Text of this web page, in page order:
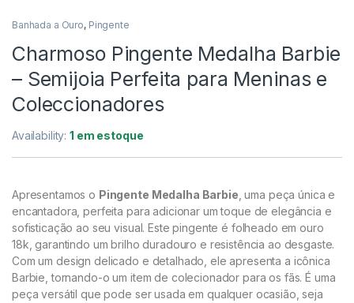
Banhada a Ouro, Pingente
Charmoso Pingente Medalha Barbie
– Semijoia Perfeita para Meninas e
Coleccionadores
Availability:1 em estoque
Apresentamos o Pingente Medalha Barbie , uma peça única e
encantadora, perfeita para adicionar um toque de elegância e
sofisticação ao seu visual. Este pingente é folheado em ouro
18k, garantindo um brilho duradouro e resistência ao desgaste.
Com um design delicado e detalhado, ele apresenta a icônica
Barbie, tornando-o um item de colecionador para os fãs. É uma
peça versátil que pode ser usada em qualquer ocasião, seja